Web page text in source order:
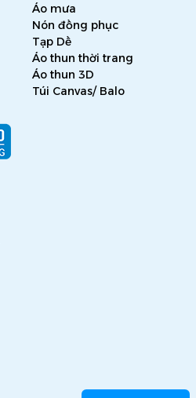
Áo mưa
Nón đồng phục
Tạp Dề
Áo thun thời trang
Áo thun 3D
Túi Canvas/ Balo